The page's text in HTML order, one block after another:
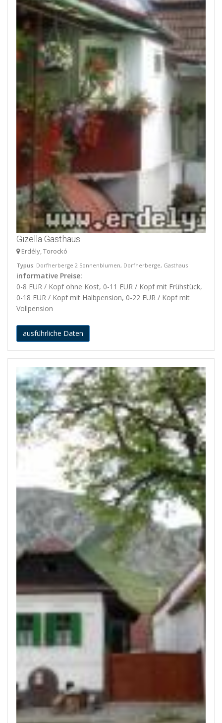
Gizella Gasthaus
Erdély, Torockó
Typus: Dorfherberge 2 Sonnenblumen, Dorfherberge, Gasthaus
informative Preise:
0-8 EUR / Kopf ohne Kost, 0-11 EUR / Kopf mit Frühstück,
0-18 EUR / Kopf mit Halbpension, 0-22 EUR / Kopf mit
Vollpension
ausführliche Daten